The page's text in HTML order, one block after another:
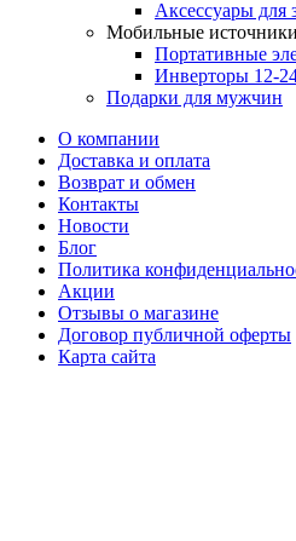
Аксессуары для
Мобильные
Портативные
Инверторы 12-
Подарки для мужчин
О компании
Доставка и оплата
Возврат и обмен
Контакты
Новости
Блог
Политика
Акции
Отзывы о магазине
Договор публичной оферты
Карта сайта